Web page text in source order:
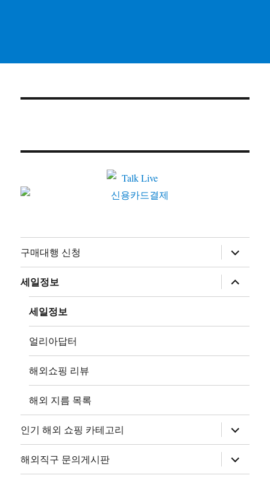
구매대행 신청
위
메
뉴
확
장
세일정보
위
메
장
세일정보
얼리아답터
해외쇼핑 리뷰
해외 지름 목록
인기 해외 쇼핑 카테고리
위
메
뉴
확
장
해외직구 문의게시판
위
메